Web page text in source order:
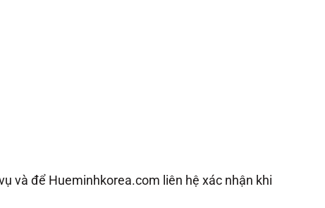
và để Hueminhkorea.com liên hệ xác nhận khi